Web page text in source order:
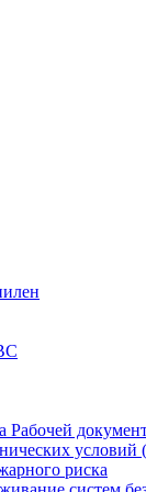
Рабочей
риска